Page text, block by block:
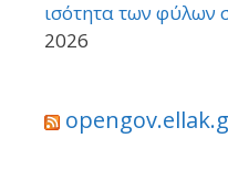
ισότητα των φύλων
2026